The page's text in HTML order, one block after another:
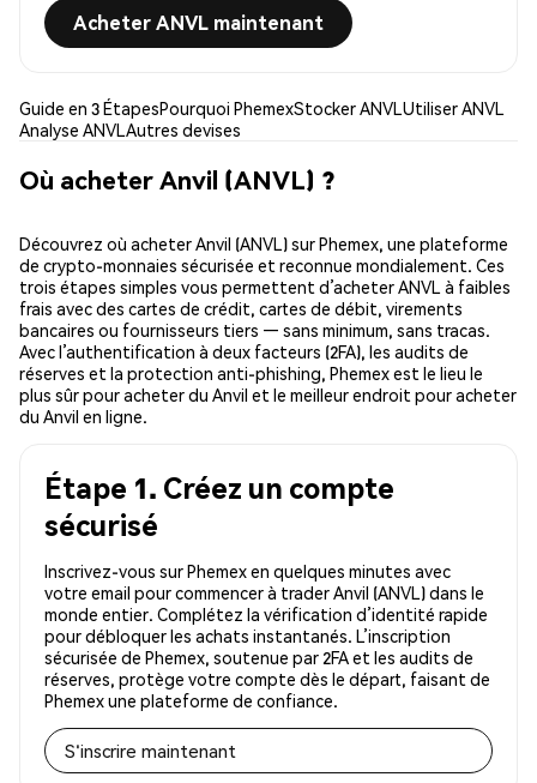
Acheter ANVL maintenant
Guide en 3 ÉtapesPourquoi PhemexStocker ANVLUtiliser ANVL
Analyse ANVLAutres devises
Où acheter Anvil (ANVL) ?
Découvrez où acheter Anvil (ANVL) sur Phemex, une plateforme
de crypto-monnaies sécurisée et reconnue mondialement. Ces
trois étapes simples vous permettent d’acheter ANVL à faibles
frais avec des cartes de crédit, cartes de débit, virements
bancaires ou fournisseurs tiers — sans minimum, sans tracas.
Avec l’authentification à deux facteurs (2FA), les audits de
réserves et la protection anti-phishing, Phemex est le lieu le
plus sûr pour acheter du Anvil et le meilleur endroit pour acheter
du Anvil en ligne.
Étape 1. Créez un compte
sécurisé
Inscrivez-vous sur Phemex en quelques minutes avec
votre email pour commencer à trader Anvil (ANVL) dans le
monde entier. Complétez la vérification d’identité rapide
pour débloquer les achats instantanés. L’inscription
sécurisée de Phemex, soutenue par 2FA et les audits de
réserves, protège votre compte dès le départ, faisant de
Phemex une plateforme de confiance.
S'inscrire maintenant